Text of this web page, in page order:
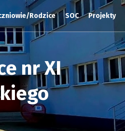
nr XI
Rodzice SOC Projekty